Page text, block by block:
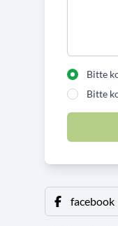
Bitte
Bitte
facebook